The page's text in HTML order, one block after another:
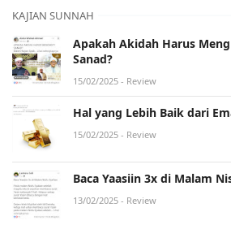
KAJIAN SUNNAH
Apakah Akidah Harus
Sanad?
15/02/2025 - Review
Hal yang Lebih Baik dari
15/02/2025 - Review
Baca Yaasiin 3x di Malam
13/02/2025 - Review